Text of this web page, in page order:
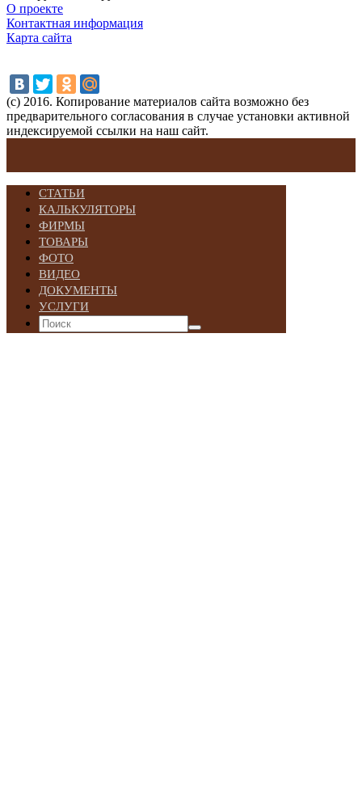
О проекте
Контактная информация
Карта сайта
(с) 2016. Копирование материалов сайта возможно без
предварительного согласования в случае установки активной
индексируемой ссылки на наш сайт.
СТАТЬИ
КАЛЬКУЛЯТОРЫ
ФИРМЫ
ТОВАРЫ
ФОТО
ВИДЕО
ДОКУМЕНТЫ
УСЛУГИ